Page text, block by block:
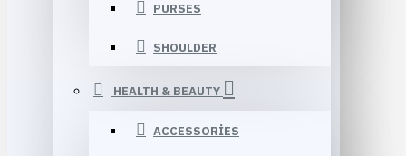
PURSES
SHOULDER
HEALTH & BEAUTY
ACCESSORIES